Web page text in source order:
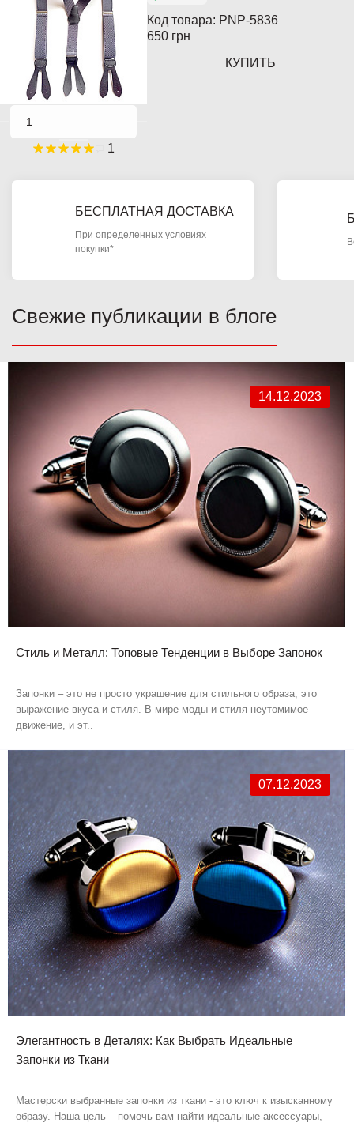
1
Код товара: PNP-5836
650 грн
КУПИТЬ
БЕСПЛАТНАЯ ДОСТАВКА
При определенных условиях
покупки*
Свежие публикации в блоге
14.12.2023
Стиль и Металл: Топовые Тенденции в Выборе Запонок
Запонки – это не просто украшение для стильного образа, это
выражение вкуса и стиля. В мире моды и стиля неутомимое
движение, и эт..
07.12.2023
Элегантность в Деталях: Как Выбрать Идеальные
Запонки из Ткани
Мастерски выбранные запонки из ткани - это ключ к изысканному
образу. Наша цель – помочь вам найти идеальные аксессуары,